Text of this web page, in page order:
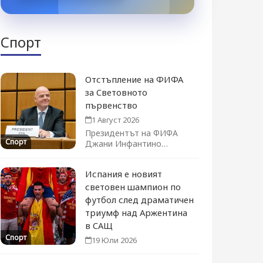
Спорт
Спорт
Отстъпление на ФИФА
за Световното
първенство
1 Август 2026
Президентът на ФИФА
Джани Инфантино
Спорт
Испания е новият
световен шампион по
футбол след драматичен
триумф над Аржентина
в САЩ
19 Юли 2026